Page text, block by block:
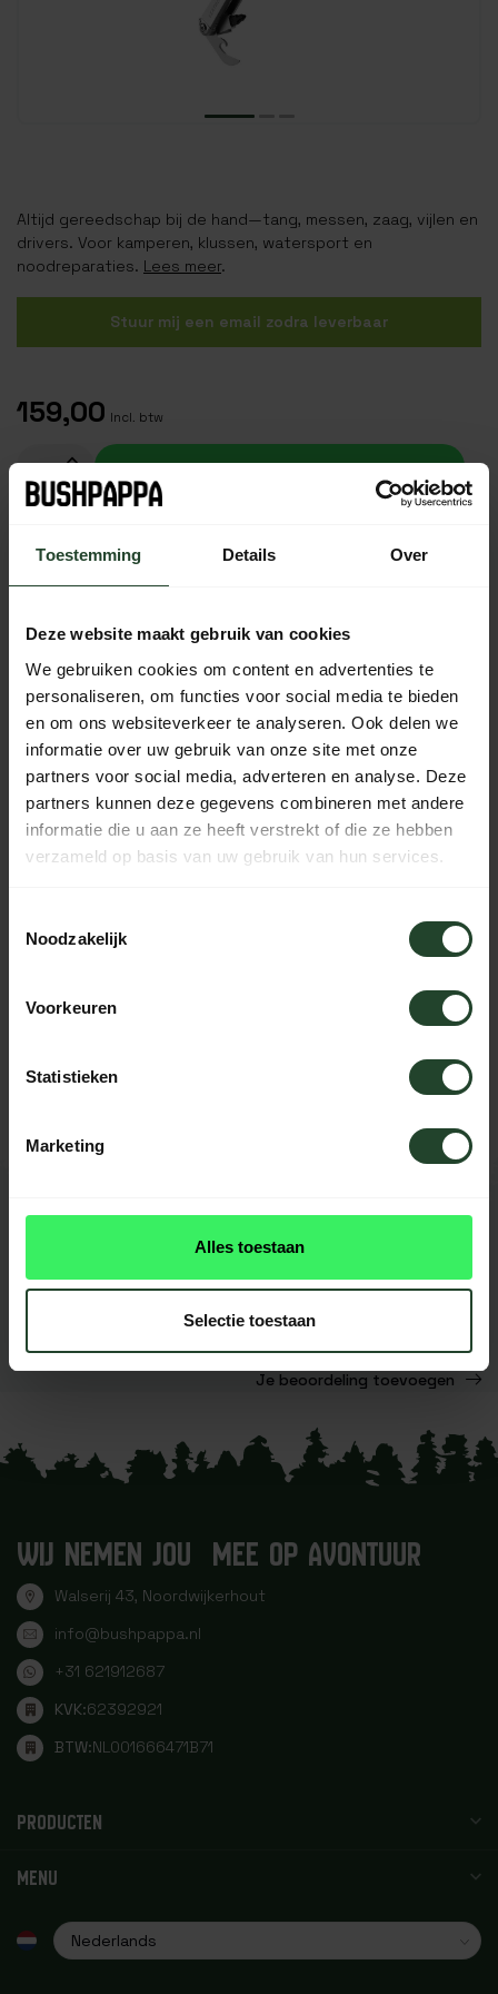
Toestemming Details Over
Deze website maakt gebruik van cookies
We gebruiken cookies om content en advertenties te
personaliseren, om functies voor social media te bieden
en om ons websiteverkeer te analyseren. Ook delen we
informatie over uw gebruik van onze site met onze
partners voor social media, adverteren en analyse. Deze
partners kunnen deze gegevens combineren met andere
informatie die u aan ze heeft verstrekt of die ze hebben
verzameld op basis van uw gebruik van hun services.
Noodzakelijk
Voorkeuren
Statistieken
Marketing
Alles toestaan
Selectie toestaan
Altijd gereedschap bij de hand—tang, messen, zaag, vijlen en
drivers. Voor kamperen, klussen, watersport en
noodreparaties. Lees meer.
Stuur mij een email zodra leverbaar
159,00 Incl. btw
Gratis verzending vanaf € 90,- (NL, BE & DE)
Ma t/m Vr voor 17:00 besteld, dezelfde dag verzonden
Iedere dag bereikbaar van 10:00 tot 20:00 via de chat,
telefoon of email
PRODUCTOMSCHRIJVING
Neem contact op, onze medewerkers
REVIEWS
Dit product heeft nog geen
Je beoordeling toevoegen
WIJ NEMEN JOU MEE OP AVONTUUR
Walserij 43, Noordwijkerhout
info@bushpappa.nl
+31 621912687
KVK:62392921
BTW:NL001666471B71
PRODUCTEN
MENU